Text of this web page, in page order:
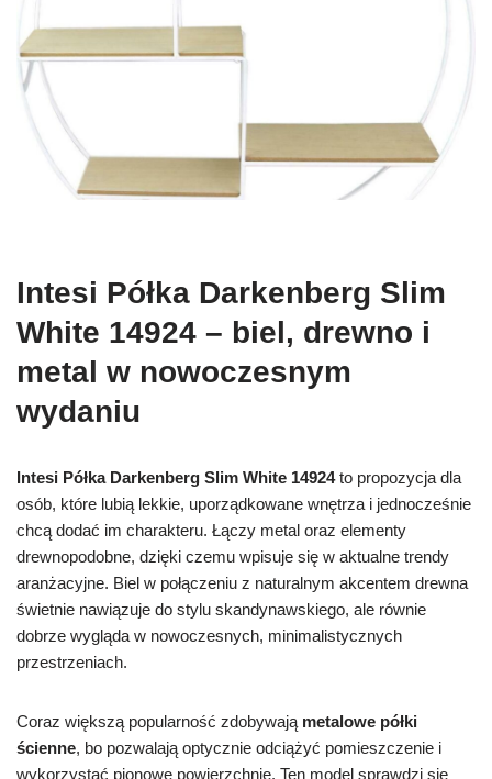
Intesi Półka Darkenberg Slim
White 14924 – biel, drewno i
metal w nowoczesnym
wydaniu
Intesi Półka Darkenberg Slim White 14924to propozycja dla
osób, które lubią lekkie, uporządkowane wnętrza i jednocześnie
chcą dodać im charakteru. Łączy metal oraz elementy
drewnopodobne, dzięki czemu wpisuje się w aktualne trendy
aranżacyjne. Biel w połączeniu z naturalnym akcentem drewna
świetnie nawiązuje do stylu skandynawskiego, ale równie
dobrze wygląda w nowoczesnych, minimalistycznych
przestrzeniach.
Coraz większą popularność zdobywają metalowe półki
ścienne, bo pozwalają optycznie odciążyć pomieszczenie i
wykorzystać pionowe powierzchnie. Ten model sprawdzi się